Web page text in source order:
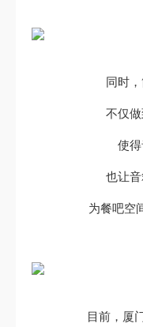
同时
不仅
使
也让
为餐吧空
目前，厦